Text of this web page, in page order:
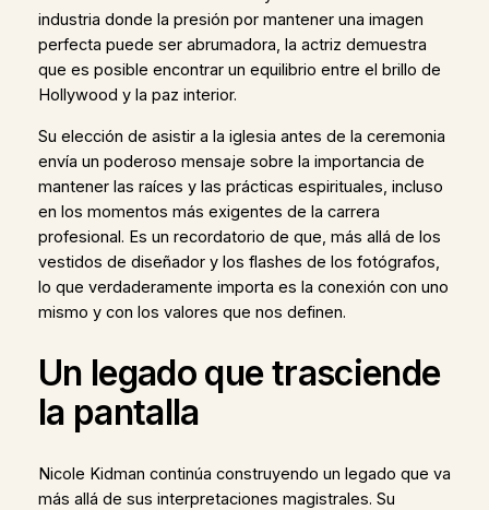
industria donde la presión por mantener una imagen
perfecta puede ser abrumadora, la actriz demuestra
que es posible encontrar un equilibrio entre el brillo de
Hollywood y la paz interior.
Su elección de asistir a la iglesia antes de la ceremonia
envía un poderoso mensaje sobre la importancia de
mantener las raíces y las prácticas espirituales, incluso
en los momentos más exigentes de la carrera
profesional. Es un recordatorio de que, más allá de los
vestidos de diseñador y los flashes de los fotógrafos,
lo que verdaderamente importa es la conexión con uno
mismo y con los valores que nos definen.
Un legado que trasciende
la pantalla
Nicole Kidman continúa construyendo un legado que va
más allá de sus interpretaciones magistrales. Su